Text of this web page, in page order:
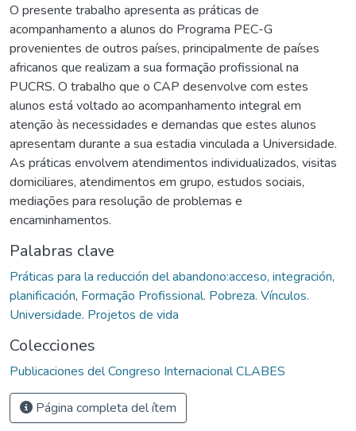
O presente trabalho apresenta as práticas de
acompanhamento a alunos do Programa PEC-G
provenientes de outros países, principalmente de países
africanos que realizam a sua formação profissional na
PUCRS. O trabalho que o CAP desenvolve com estes
alunos está voltado ao acompanhamento integral em
atenção às necessidades e demandas que estes alunos
apresentam durante a sua estadia vinculada a Universidade.
As práticas envolvem atendimentos individualizados, visitas
domiciliares, atendimentos em grupo, estudos sociais,
mediações para resolução de problemas e
encaminhamentos.
Palabras clave
Práticas para la reducción del abandono:acceso, integración,
planificación, Formação Profissional. Pobreza. Vínculos.
Universidade. Projetos de vida
Colecciones
Publicaciones del Congreso Internacional CLABES
Página completa del ítem